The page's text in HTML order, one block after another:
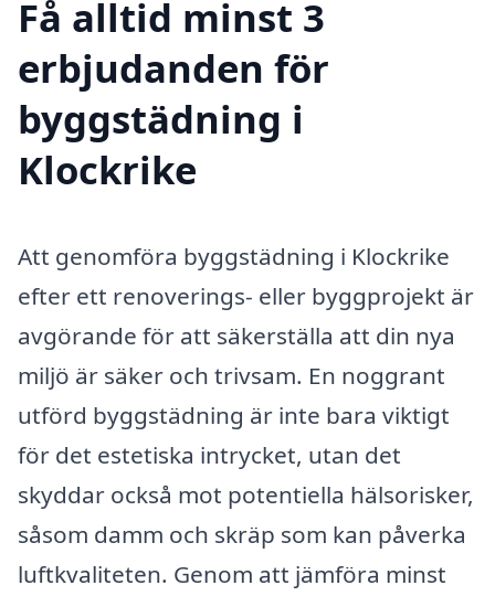
Få alltid minst 3
erbjudanden för
byggstädning i
Klockrike
Att genomföra byggstädning i Klockrike
efter ett renoverings- eller byggprojekt är
avgörande för att säkerställa att din nya
miljö är säker och trivsam. En noggrant
utförd byggstädning är inte bara viktigt
för det estetiska intrycket, utan det
skyddar också mot potentiella hälsorisker,
såsom damm och skräp som kan påverka
luftkvaliteten. Genom att jämföra minst